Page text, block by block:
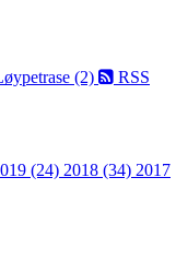
(2) RSS
(24) 2018 (34) 2017